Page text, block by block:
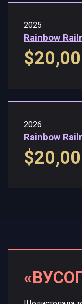
2025
Rainbow
2026
Rainbow